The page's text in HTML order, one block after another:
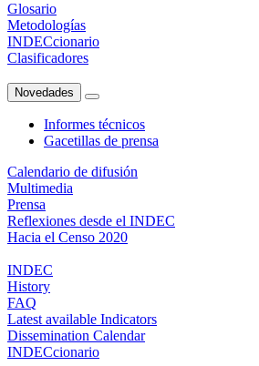
Glosario
Metodologías
INDECcionario
Clasificadores
Novedades
Informes técnicos
Gacetillas de prensa
Calendario de difusión
Multimedia
Prensa
Reflexiones desde el INDEC
Hacia el Censo 2020
INDEC
History
FAQ
Latest available Indicators
Dissemination Calendar
INDECcionario